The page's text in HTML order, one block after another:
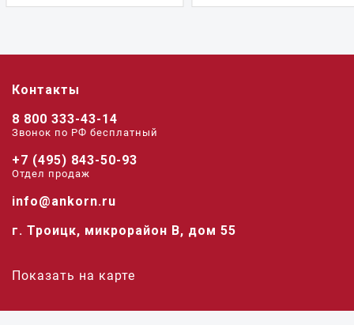
Контакты
8 800 333-43-14
Звонок по РФ беcплатный
+7 (495) 843-50-93
Отдел продаж
info@ankorn.ru
г. Троицк, микрорайон В, дом 55
Показать на карте